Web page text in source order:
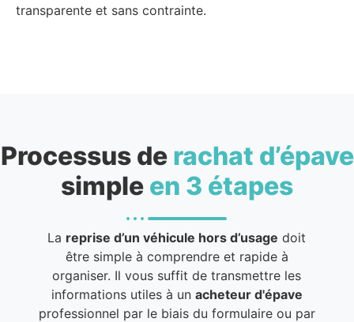
transparente et sans contrainte.
Processus de rachat d’épave
simple en 3 étapes
La reprise d’un véhicule hors d’usage doit
être simple à comprendre et rapide à
organiser. Il vous suffit de transmettre les
informations utiles à un acheteur d'épave
professionnel par le biais du formulaire ou par